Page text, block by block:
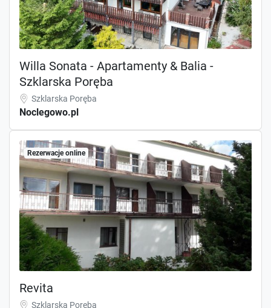
Willa Sonata - Apartamenty & Balia -
Szklarska Poręba
Szklarska Poręba
Noclegowo.pl
Rezerwacje online
Revita
Szklarska Poręba